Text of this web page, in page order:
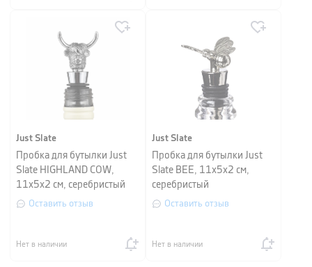
Just Slate
Пробка для бутылки Just
Slate HIGHLAND COW,
11х5х2 см, серебристый
Оставить отзыв
Нет в наличии
Just Slate
Пробка для бутылки Just
Slate BEE, 11х5х2 см,
серебристый
Оставить отзыв
Нет в наличии